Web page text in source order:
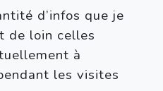
d’infos que je
de loin celles
à
les visites